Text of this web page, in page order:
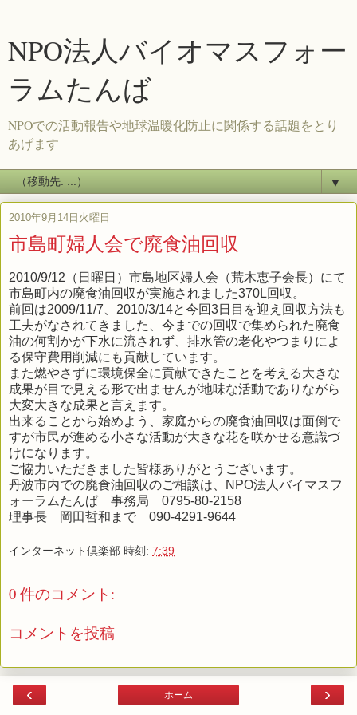
NPO法人バイオマスフォー
ラムたんば
NPOでの活動報告や地球温暖化防止に関係する話題をとり
あげます
▼
2010年9月14日火曜日
市島町婦人会で廃食油回収
2010/9/12（日曜日）市島地区婦人会（荒木恵子会長）にて
市島町内の廃食油回収が実施されました370L回収。
前回は2009/11/7、2010/3/14と今回3日目を迎え回収方法も
工夫がなされてきました、今までの回収で集められた廃食
油の何割かが下水に流されず、排水管の老化やつまりによ
る保守費用削減にも貢献しています。
また燃やさずに環境保全に貢献できたことを考える大きな
成果が目で見える形で出ませんが地味な活動でありながら
大変大きな成果と言えます。
出来ることから始めよう、家庭からの廃食油回収は面倒で
すが市民が進める小さな活動が大きな花を咲かせる意識づ
けになります。
ご協力いただきました皆様ありがとうございます。
丹波市内での廃食油回収のご相談は、NPO法人バイマスフ
ォーラムたんば 事務局 0795-80-2158
理事長 岡田哲和まで 090-4291-9644
インターネット倶楽部 時刻: 7:39
0 件のコメント:
コメントを投稿
‹ ›
ホーム